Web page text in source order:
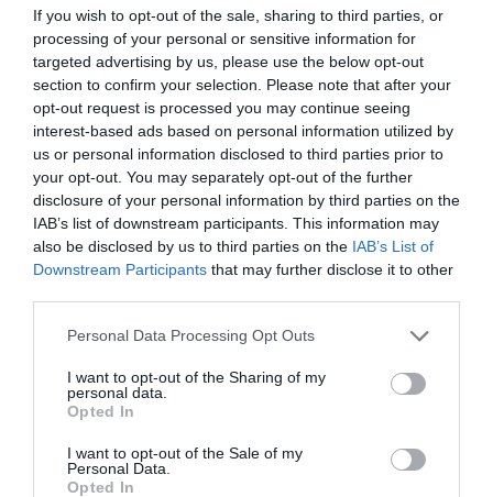
If you wish to opt-out of the sale, sharing to third parties, or
processing of your personal or sensitive information for
targeted advertising by us, please use the below opt-out
section to confirm your selection. Please note that after your
opt-out request is processed you may continue seeing
interest-based ads based on personal information utilized by
us or personal information disclosed to third parties prior to
your opt-out. You may separately opt-out of the further
disclosure of your personal information by third parties on the
IAB’s list of downstream participants. This information may
also be disclosed by us to third parties on the IAB’s List of
Downstream Participants that may further disclose it to other
Personal Data Processing Opt Outs
I want to opt-out of the Sharing of my
personal data.
Opted In
I want to opt-out of the Sale of my
Personal Data.
Opted In
se aflau, de relocarea, tot la Baia Mare, a 120 de
familii de romi dintr-o aşezare în blocuri ale fostei
uzine Cuprom, în spaţii mici şi care nu fuseseră
adaptate pentru locuit, şi de reloacarea, la Piatra
Neamţ, a 500 de familii rome, de la marginea oraşului,
la doi kilometri de cea mai apropiată staţie de
autobuz, în locuinţe fără curent electric.
Articolul anterior
Refuză să se prostitueze, incendiată de
proxenet
Români la Festa dei Popoli la Roma: „Statul
român nu ne-a sprijinit cu nimic”